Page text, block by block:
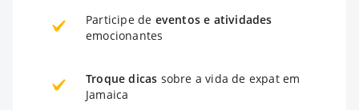
Participe de eventos e atividades
emocionantes
Troque dicas sobre a vida de expat em
Jamaica